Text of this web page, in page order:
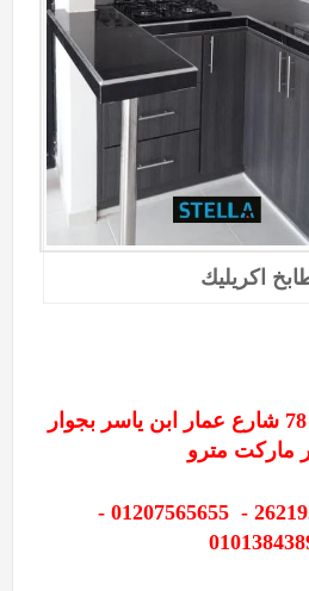
اكريليك
78 شارع عمار ابن ياسر بجوار
ماركت مترو
التليفونات : 26219222 - 01207565655 -